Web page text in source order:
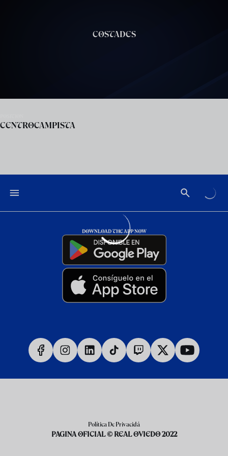
COSTADES
CENTROCAMPISTA
DOWNLOAD THE APP NOW
Política De Privacidá
PAGINA OFICIAL © REAL OVIEDO 2022